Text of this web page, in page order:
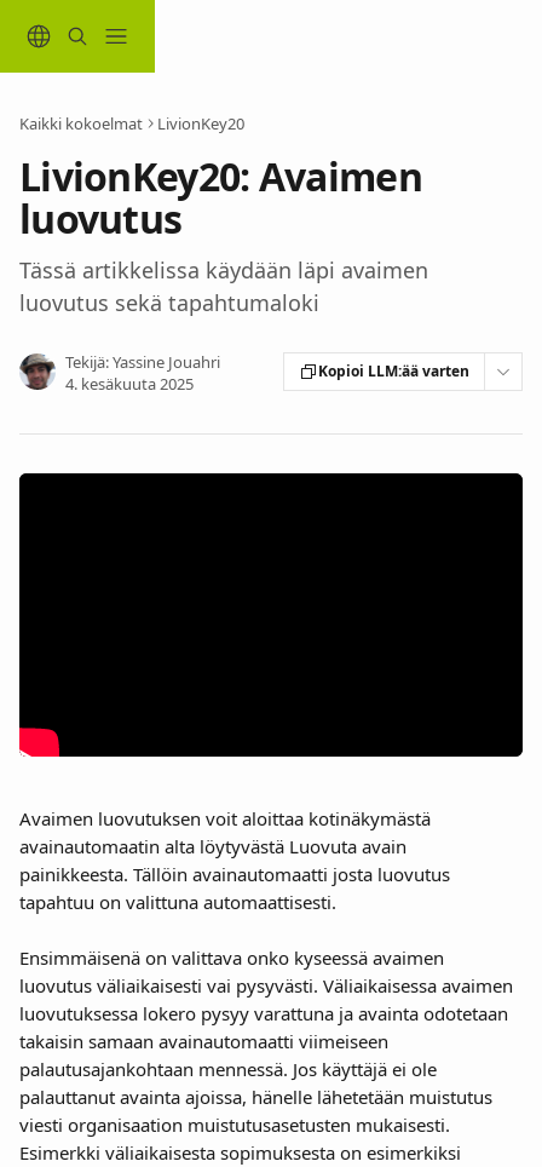
Kaikki kokoelmat LivionKey20
LivionKey20: Avaimen
luovutus
Tässä artikkelissa käydään läpi avaimen
luovutus sekä tapahtumaloki
Tekijä:Yassine Jouahri
4. kesäkuuta 2025
Kopioi LLM:ää varten
Avaimen luovutuksen voit aloittaa kotinäkymästä
avainautomaatin alta löytyvästä Luovuta avain
painikkeesta. Tällöin avainautomaatti josta luovutus
tapahtuu on valittuna automaattisesti.
Ensimmäisenä on valittava onko kyseessä avaimen
luovutus väliaikaisesti vai pysyvästi. Väliaikaisessa avaimen
luovutuksessa lokero pysyy varattuna ja avainta odotetaan
takaisin samaan avainautomaatti viimeiseen
palautusajankohtaan mennessä. Jos käyttäjä ei ole
palauttanut avainta ajoissa, hänelle lähetetään muistutus
viesti organisaation muistutusasetusten mukaisesti.
Esimerkki väliaikaisesta sopimuksesta on esimerkiksi